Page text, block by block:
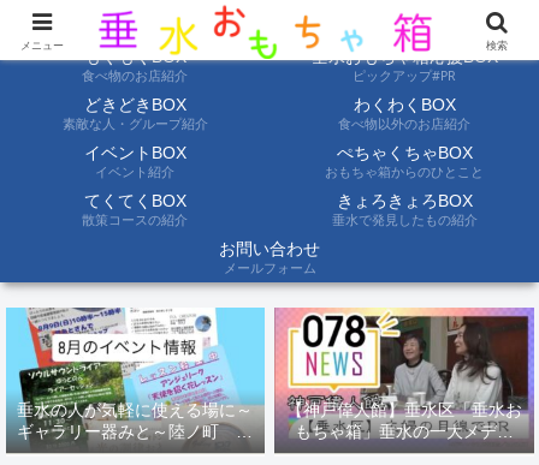
ようこそ垂水おもちゃ箱へ。垂水の情報を自分たちの目でみて聞いて伝えます
もぐもぐBOX
食べ物のお店紹介
垂水おもちゃ箱応援BOX
ピックアップ#PR
どきどきBOX
素敵な人・グループ紹介
わくわくBOX
食べ物以外のお店紹介
イベントBOX
イベント紹介
ぺちゃくちゃBOX
おもちゃ箱からのひとこと
てくてくBOX
散策コースの紹介
きょろきょろBOX
垂水で発見したもの紹介
お問い合わせ
メールフォーム
垂水の人が気軽に使える場に～
ギャラリー器みと～陸ノ町 ８
月のイベント情報
【神戸偉人館】垂水区「垂水お
もちゃ箱」垂水の一大メディ
ア！？｜神戸の魅力を凸インタ
メニュー 検索